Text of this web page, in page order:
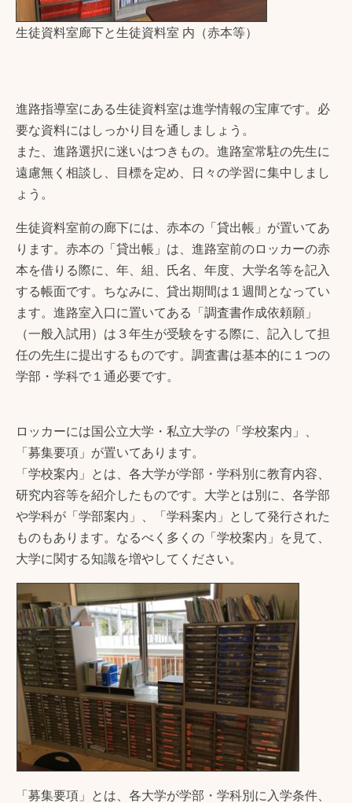
生徒資料室廊下と生徒資料室 内（赤本等）
進路指導室にある生徒資料室は進学情報の宝庫です。必
要な資料にはしっかり目を通しましょう。
また、進路選択に迷いはつきもの。進路室常駐の先生に
遠慮無く相談し、目標を定め、日々の学習に集中しまし
ょう。
生徒資料室前の廊下には、赤本の「貸出帳」が置いてあ
ります。赤本の「貸出帳」は、進路室前のロッカーの赤
本を借りる際に、年、組、氏名、年度、大学名等を記入
する帳面です。ちなみに、貸出期間は１週間となってい
ます。進路室入口に置いてある「調査書作成依頼願」
（一般入試用）は３年生が受験をする際に、記入して担
任の先生に提出するものです。調査書は基本的に１つの
学部・学科で１通必要です。
ロッカーには国公立大学・私立大学の「学校案内」、
「募集要項」が置いてあります。
「学校案内」とは、各大学が学部・学科別に教育内容、
研究内容等を紹介したものです。大学とは別に、各学部
や学科が「学部案内」、「学科案内」として発行された
ものもあります。なるべく多くの「学校案内」を見て、
大学に関する知識を増やしてください。
「募集要項」とは、各大学が学部・学科別に入学条件、